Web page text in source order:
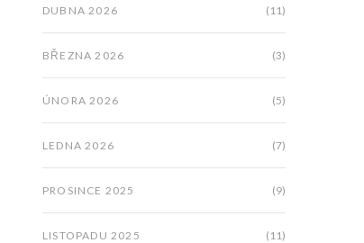
DUBNA 2026 (11)
BŘEZNA 2026 (3)
ÚNORA 2026 (5)
LEDNA 2026 (7)
PROSINCE 2025 (9)
LISTOPADU 2025 (11)